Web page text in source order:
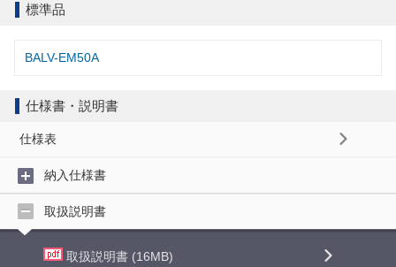
標準品
BALV-EM50A
仕様書・説明書
仕様表
納入仕様書
取扱説明書
取扱説明書 (16MB)